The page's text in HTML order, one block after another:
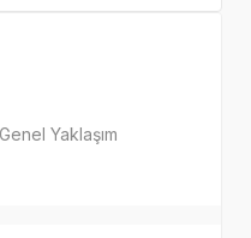
Yaklaşım